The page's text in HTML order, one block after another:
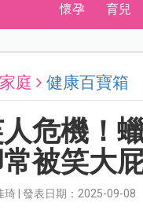
懷孕 育兒
家庭 健康百寶箱
危機！
被笑大
琦 | 發表日期：2025-09-08